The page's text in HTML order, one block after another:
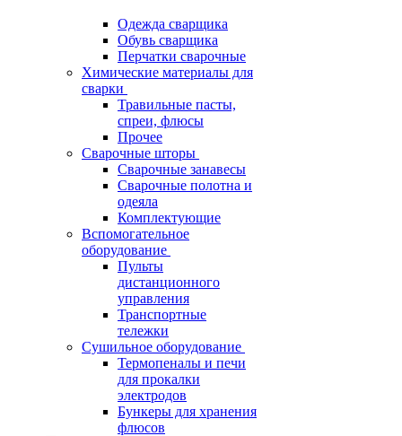
Одежда сварщика
Обувь сварщика
Перчатки сварочные
Химические материалы для
сварки
Травильные пасты,
спреи, флюсы
Прочее
Сварочные шторы
Сварочные занавесы
Сварочные полотна и
одеяла
Комплектующие
Вспомогательное
оборудование
Пульты
дистанционного
управления
Транспортные
тележки
Сушильное оборудование
Термопеналы и печи
для прокалки
электродов
Бункеры для хранения
флюсов